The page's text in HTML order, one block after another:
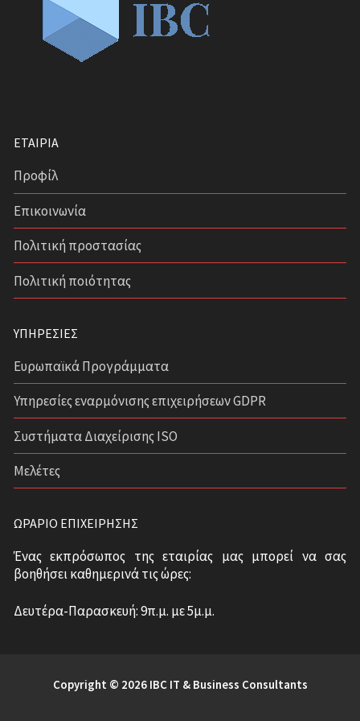
Σύστημα Οδικής Ασφάλειας (Road Traffic Safety)-
ISO 39001
ΕΤΑΙΡΊΑ
Προφίλ
Επικοινωνία
Πολιτική προστασίας
Πολιτική ποιότητας
ΥΠΗΡΕΣΊΕΣ
Ευρωπαϊκά Προγράμματα
Υπηρεσίες εναρμόνισης επιχειρήσεων GDPR
Συστήματα Διαχείρισης ISO
Μελέτες
ΩΡΆΡΙΟ ΕΠΙΧΕΊΡΗΣΗΣ
Ένας εκπρόσωπος της εταιρίας μας μπορεί να σας
βοηθήσει καθημερινά τις ώρες:
Δευτέρα-Παρασκευή: 9π.μ. με 5μ.μ.
Copyright © 2026 IBC IT & Business Consultants